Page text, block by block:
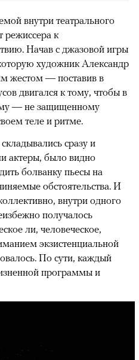
внутри театрального
режиссера к
Начав с джазовой игры
художник Александр
жестом — поставив в
двигался к тому, чтобы в
— не защищенному
теле и ритме.
сразу и
актеры, было видно
болванку пьесы на
обстоятельства. И
внутри одного
получалось
ли, человеческое,
экзистенциальной
По сути, каждый
программы и